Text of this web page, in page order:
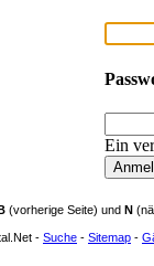
Ein
(vorherige Seite) und N
- Suche - Sitemap -